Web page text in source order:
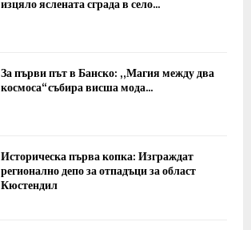
изцяло яслената сграда в село...
За първи път в Банско: „Магия между два
космоса“ събира висша мода...
Историческа първа копка: Изграждат
регионално депо за отпадъци за област
Кюстендил